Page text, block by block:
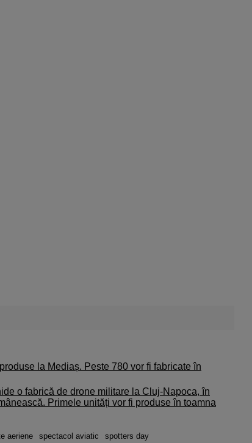
la Mediaș. Peste 780 vor fi fabricate în
o fabrică de drone militare la Cluj-Napoca, în
Primele unități vor fi produse în toamna
aeriene spectacol aviatic spotters day